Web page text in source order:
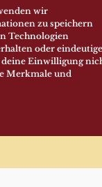
wir
zu speichern
Technologien
oder eindeutige
deine Einwilligung
Merkmale und